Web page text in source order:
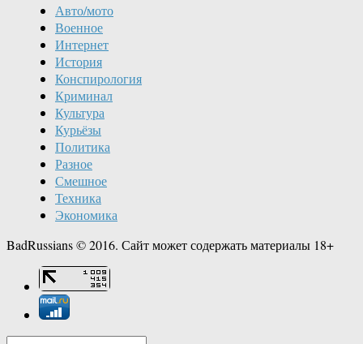
Авто/мото
Военное
Интернет
История
Конспирология
Криминал
Культура
Курьёзы
Политика
Разное
Смешное
Техника
Экономика
BadRussians © 2016. Сайт может содержать материалы 18+